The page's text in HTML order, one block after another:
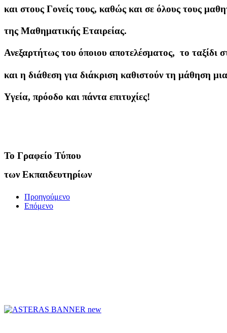
και στους Γονείς τους, καθώς και σε όλους τους
της Μαθηματικής Εταιρείας.
Ανεξαρτήτως του όποιου αποτελέσματος, το ταξίδι
και η διάθεση για διάκριση καθιστούν τη μάθηση
Υγεία, πρόοδο και πάντα επιτυχίες!
Το Γραφείο Τύπου
των Εκπαιδευτηρίων
Προηγούμενο
Επόμενο